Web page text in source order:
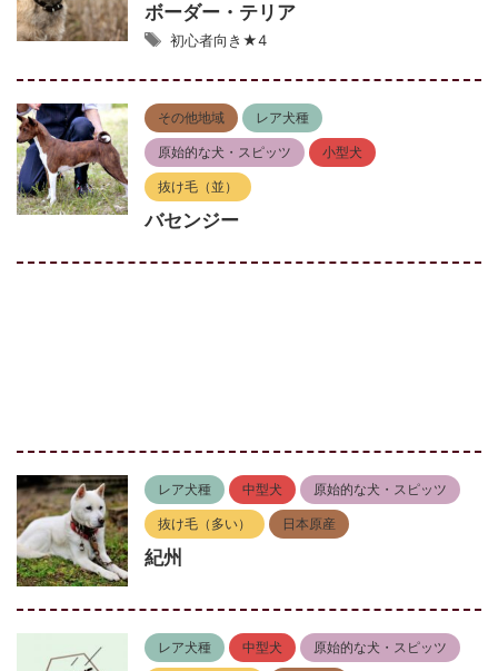
ボーダー・テリア
初心者向き★4
その他地域 レア犬種
原始的な犬・スピッツ 小型犬
抜け毛（並）
バセンジー
レア犬種 中型犬 原始的な犬・スピッツ
抜け毛（多い） 日本原産
紀州
レア犬種 中型犬 原始的な犬・スピッツ